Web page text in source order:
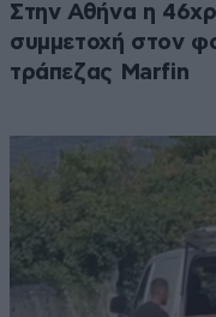
Στην Αθήνα η
συμμετοχή στον
τράπεζας Marfin